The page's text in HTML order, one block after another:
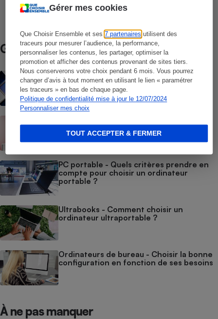
Gérer mes cookies
Que Choisir Ensemble et ses7 partenaires utilisent des
traceurs pour mesurer l’audience, la performance,
personnaliser les contenus, les partager, optimiser la
promotion et afficher des contenus provenant de sites tiers.
Nous conserverons votre choix pendant 6 mois. Vous pourrez
changer d’avis à tout moment en utilisant le lien « paramétrer
les traceurs » en bas de chaque page.
Politique de confidentialité mise à jour le 12/07/2024
Personnaliser mes choix
TOUT ACCEPTER & FERMER
Guide d’achat
Smartphones - Comment choisir son
smartphone
PC portable - Quels critères prendre en
compte pour choisir un ordinateur
portable ?
Ultrabooks - Comment choisir un
ordinateur ultraportable ?
Ordinateurs de bureau - Choisir la bonne
configuration en fonction de ses besoins
À ne pas manquer